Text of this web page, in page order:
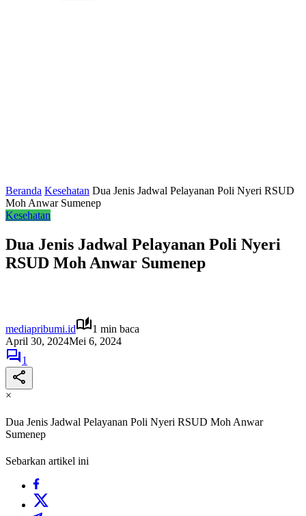
Beranda Kesehatan Dua Jenis Jadwal Pelayanan Poli Nyeri RSUD
Moh Anwar Sumenep
Kesehatan
Dua Jenis Jadwal Pelayanan Poli Nyeri
RSUD Moh Anwar Sumenep
mediapribumi.id
1 min baca
April 30, 2024Mei 6, 2024
1
×
Dua Jenis Jadwal Pelayanan Poli Nyeri RSUD Moh Anwar
Sumenep
Sebarkan artikel ini